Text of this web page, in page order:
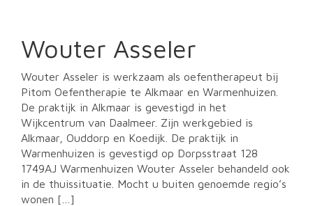
Wouter Asseler
Wouter Asseler is werkzaam als oefentherapeut bij
Pitom Oefentherapie te Alkmaar en Warmenhuizen.
De praktijk in Alkmaar is gevestigd in het
Wijkcentrum van Daalmeer. Zijn werkgebied is
Alkmaar, Ouddorp en Koedijk. De praktijk in
Warmenhuizen is gevestigd op Dorpsstraat 128
1749AJ Warmenhuizen Wouter Asseler behandeld ook
in de thuissituatie. Mocht u buiten genoemde regio’s
wonen […]